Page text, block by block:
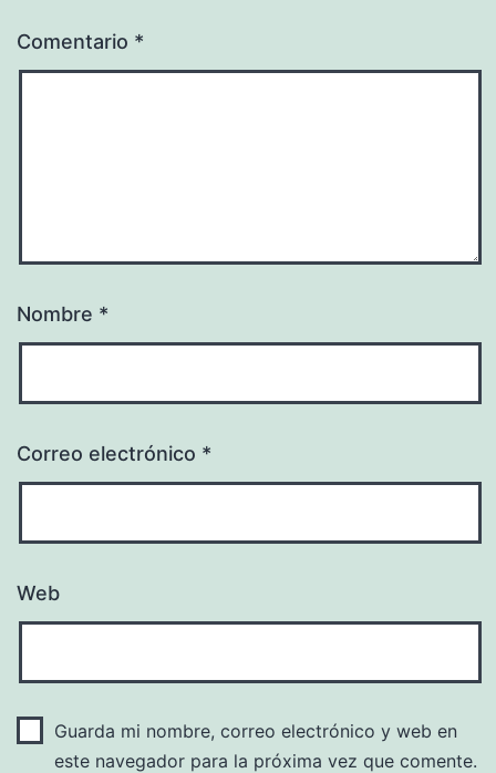
Comentario *
Nombre *
Correo electrónico *
Web
Guarda mi nombre, correo electrónico y web en
este navegador para la próxima vez que comente.